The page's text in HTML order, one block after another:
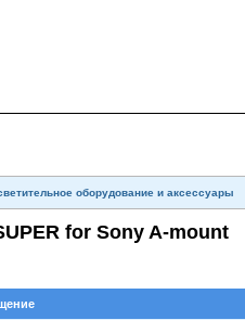
оборудование и аксессуары
for Sony A-mount